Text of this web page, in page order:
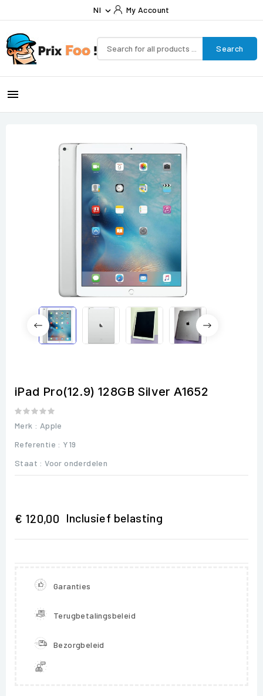
Nl  My Account
Search

iPad Pro(12.9) 128GB Silver A1652
Merk : Apple
Referentie : Y19
Staat : Voor onderdelen
€ 120,00 Inclusief belasting
Garanties
Terugbetalingsbeleid
Bezorgbeleid